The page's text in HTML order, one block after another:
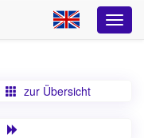
zur Übersicht